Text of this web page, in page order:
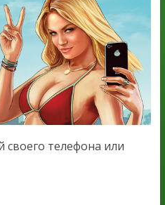
своего телефона или